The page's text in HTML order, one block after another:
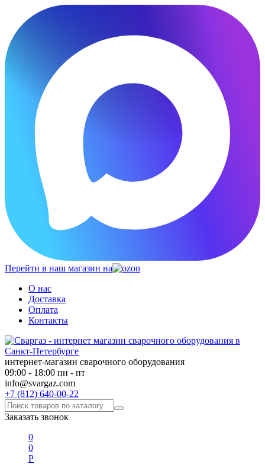
Перейти в наш магазин на
О нас
Доставка
Оплата
Контакты
интернет-магазин сварочного оборудования
09:00 - 18:00 пн - пт
info@svargaz.com
+7 (812) 640-00-22
Заказать звонок
0
0
Р